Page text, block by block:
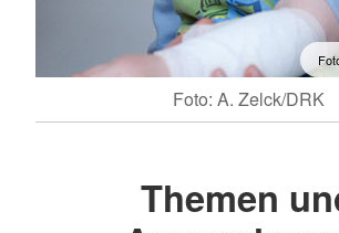
Foto: A. Zelck/DRK
Themen